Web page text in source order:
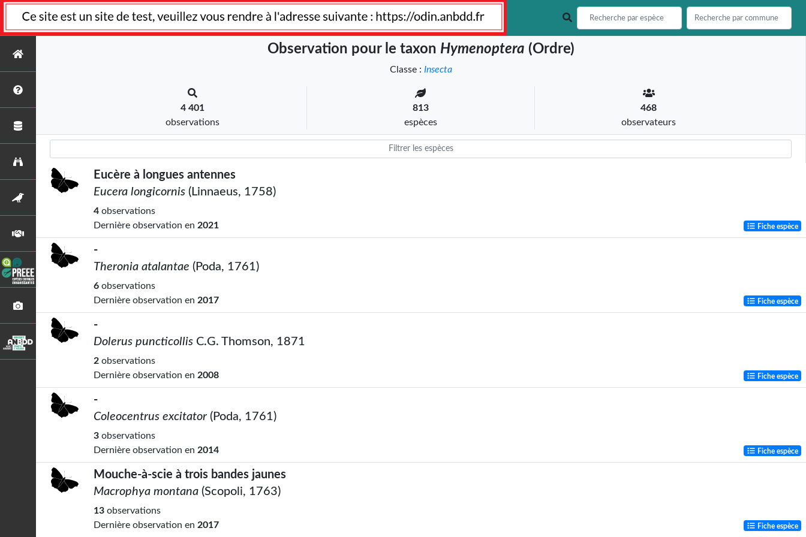
Observation pour le taxon Hymenoptera (Ordre)
Classe : Insecta
4 401
observations
813
espèces
468
observateurs
Eucère à longues antennes
Eucera longicornis (Linnaeus, 1758)
4 observations
Dernière observation en 2021 Fiche espèce
-
Theronia atalantae (Poda, 1761)
6 observations
Dernière observation en 2017 Fiche espèce
-
Dolerus puncticollis C.G. Thomson, 1871
2 observations
Dernière observation en 2008 Fiche espèce
-
Coleocentrus excitator (Poda, 1761)
3 observations
Dernière observation en 2014 Fiche espèce
Mouche-à-scie à trois bandes jaunes
Macrophya montana (Scopoli, 1763)
13 observations
Dernière observation en 2017 Fiche espèce